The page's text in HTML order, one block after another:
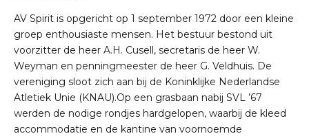
AV Spirit is opgericht op 1 september 1972 door een kleine
groep enthousiaste mensen. Het bestuur bestond uit
voorzitter de heer A.H. Cusell, secretaris de heer W.
Weyman en penningmeester de heer G. Veldhuis. De
vereniging sloot zich aan bij de Koninklijke Nederlandse
Atletiek Unie (KNAU).Op een grasbaan nabij SVL ’67
werden de nodige rondjes hardgelopen, waarbij de kleed
accommodatie en de kantine van voornoemde